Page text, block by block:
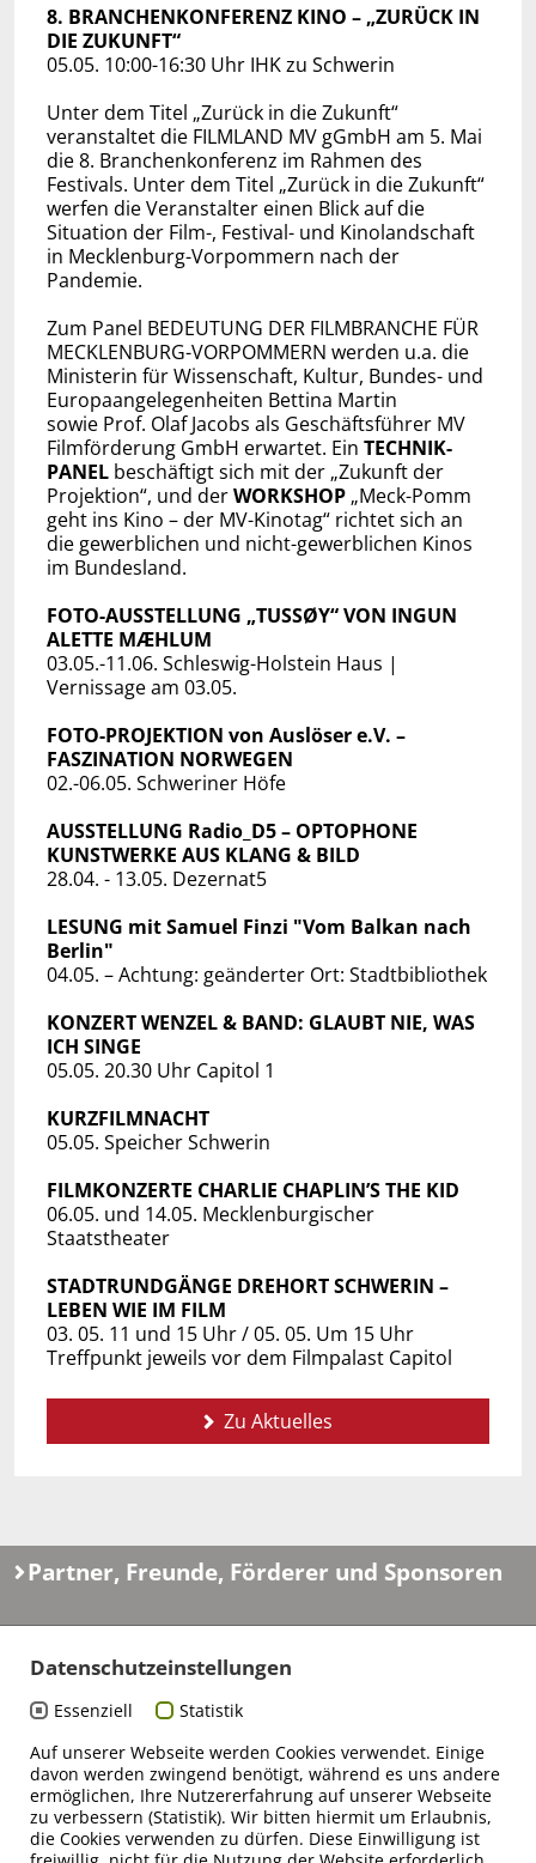
8. BRANCHENKONFERENZ KINO – „ZURÜCK IN
DIE ZUKUNFT“
05.05. 10:00-16:30 Uhr IHK zu Schwerin
Unter dem Titel „Zurück in die Zukunft“
veranstaltet die FILMLAND MV gGmbH am 5. Mai
die 8. Branchenkonferenz im Rahmen des
Festivals. Unter dem Titel „Zurück in die Zukunft“
werfen die Veranstalter einen Blick auf die
Situation der Film-, Festival- und Kinolandschaft
in Mecklenburg-Vorpommern nach der
Pandemie.
Zum Panel BEDEUTUNG DER FILMBRANCHE FÜR
MECKLENBURG-VORPOMMERN werden u.a. die
Ministerin für Wissenschaft, Kultur, Bundes- und
Europaangelegenheiten Bettina Martin
sowie Prof. Olaf Jacobs als Geschäftsführer MV
Filmförderung GmbH erwartet. Ein TECHNIK-
PANEL beschäftigt sich mit der „Zukunft der
Projektion“, und derWORKSHOP„Meck-Pomm
geht ins Kino – der MV-Kinotag“ richtet sich an
die gewerblichen und nicht-gewerblichen Kinos
im Bundesland.
FOTO-AUSSTELLUNG „TUSSØY“ VON INGUN
ALETTE MÆHLUM
03.05.-11.06. Schleswig-Holstein Haus |
Vernissage am 03.05.
FOTO-PROJEKTION von Auslöser e.V. –
FASZINATION NORWEGEN
02.-06.05. Schweriner Höfe
AUSSTELLUNG Radio_D5 – OPTOPHONE
KUNSTWERKE AUS KLANG & BILD
28.04. - 13.05. Dezernat5
LESUNG mit Samuel Finzi "Vom Balkan nach
Berlin"
04.05. – Achtung: geänderter Ort: Stadtbibliothek
KONZERT WENZEL & BAND: GLAUBT NIE, WAS
ICH SINGE
05.05. 20.30 Uhr Capitol 1
KURZFILMNACHT
05.05. Speicher Schwerin
FILMKONZERTE CHARLIE CHAPLIN’S THE KID
06.05. und 14.05. Mecklenburgischer
Staatstheater
STADTRUNDGÄNGE DREHORT SCHWERIN –
LEBEN WIE IM FILM
03. 05. 11 und 15 Uhr / 05. 05. Um 15 Uhr
Treffpunkt jeweils vor dem Filmpalast Capitol
Zu Aktuelles
Partner, Freunde, Förderer und Sponsoren
Datenschutzeinstellungen
Essenziell
Statistik
Auf unserer Webseite werden Cookies verwendet. Einige
davon werden zwingend benötigt, während es uns andere
ermöglichen, Ihre Nutzererfahrung auf unserer Webseite
zu verbessern (Statistik). Wir bitten hiermit um Erlaubnis,
die Cookies verwenden zu dürfen. Diese Einwilligung ist